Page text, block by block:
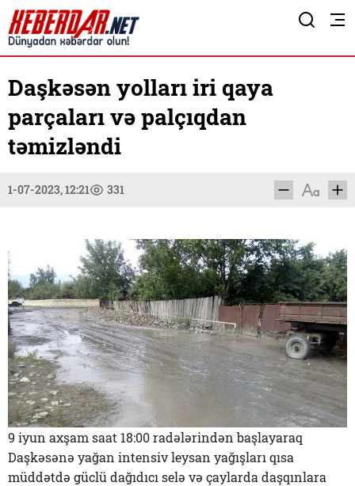
Daşkəsən yolları iri qaya
parçaları və palçıqdan
təmizləndi
1-07-2023, 12:21 331
9 iyun axşam saat 18:00 radələrindən başlayaraq
Daşkəsənə yağan intensiv leysan yağışları qısa
müddətdə güclü dağıdıcı selə və çaylarda daşqınlara